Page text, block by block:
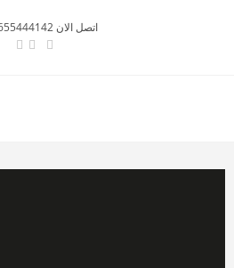
اتصل الان 0096655444142